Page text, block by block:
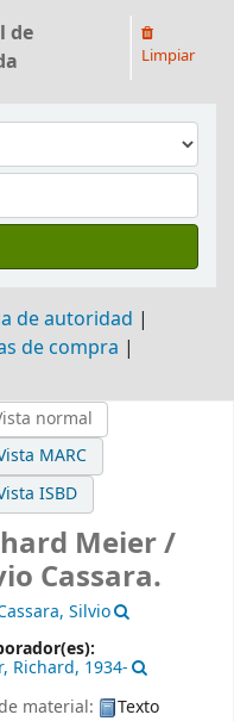
Larguía
de
Limpiar
de autoridad
de compra
normal
MARC
ISBD
Meier /
Cassara.
Silvio
Richard, 1934-
material:
Texto